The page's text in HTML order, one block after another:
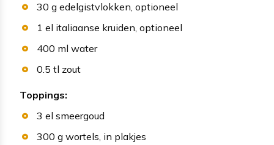
30 g edelgistvlokken, optioneel
1 el italiaanse kruiden, optioneel
400 ml water
0.5 tl zout
Toppings:
3 el smeergoud
300 g wortels, in plakjes